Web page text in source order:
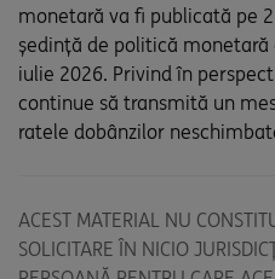
monetară va fi publicată pe
ședință de politică
iulie 2026. Privind în
continue să transmită un
ratele dobânzilor
ACEST MATERIAL NU
SOLICITARE ÎN NICIO